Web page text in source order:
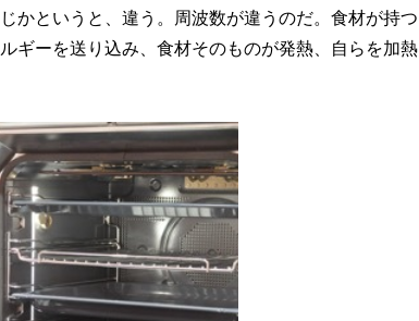
かというと、違う。周波数が違うのだ。食材が持つ
ギーを送り込み、食材そのものが発熱、自らを加熱